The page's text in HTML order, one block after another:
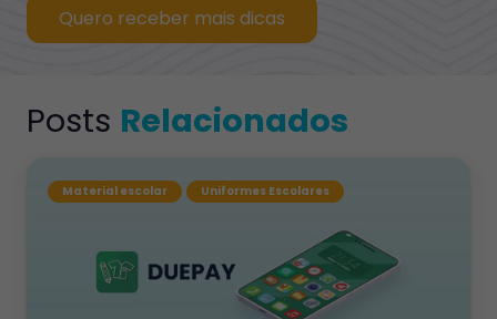
Quero receber mais dicas
Posts Relacionados
Material escolar Uniformes Escolares